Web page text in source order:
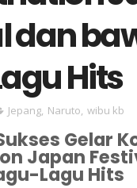
dan
Hits
Jepang, Naruto wibu kb
Gelar
Japan
Lagu Hits